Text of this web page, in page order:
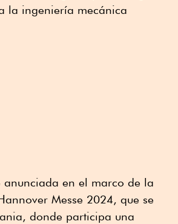
la ingeniería mecánica
anunciada en el marco de la
Messe 2024, que se
donde participa una